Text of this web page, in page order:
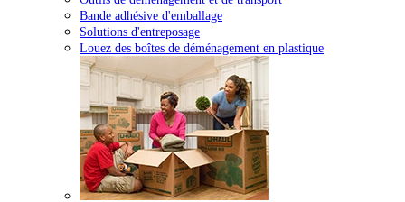
Bande adhésive d'emballage
Solutions d'entreposage
Louez des boîtes de déménagement en plastique